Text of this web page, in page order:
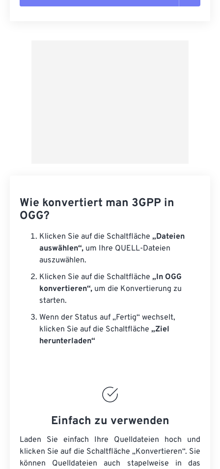
Wie konvertiert man 3GPP in
OGG?
Klicken Sie auf die Schaltfläche „Dateien
auswählen“, um Ihre QUELL-Dateien
auszuwählen.
Klicken Sie auf die Schaltfläche „In OGG
konvertieren“, um die Konvertierung zu
starten.
Wenn der Status auf „Fertig“ wechselt,
klicken Sie auf die Schaltfläche „Ziel
herunterladen“
Einfach zu verwenden
Laden Sie einfach Ihre Quelldateien hoch und
klicken Sie auf die Schaltfläche „Konvertieren“. Sie
können Quelldateien auch stapelweise in das